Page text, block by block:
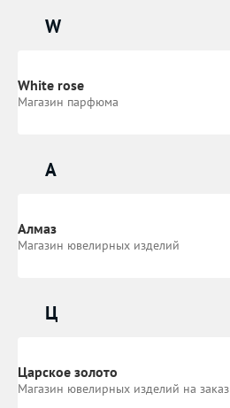
W
White rose
Магазин парфюма
А
Алмаз
Магазин ювелирных изделий
Ц
Царское золото
Магазин ювелирных изделий на заказ